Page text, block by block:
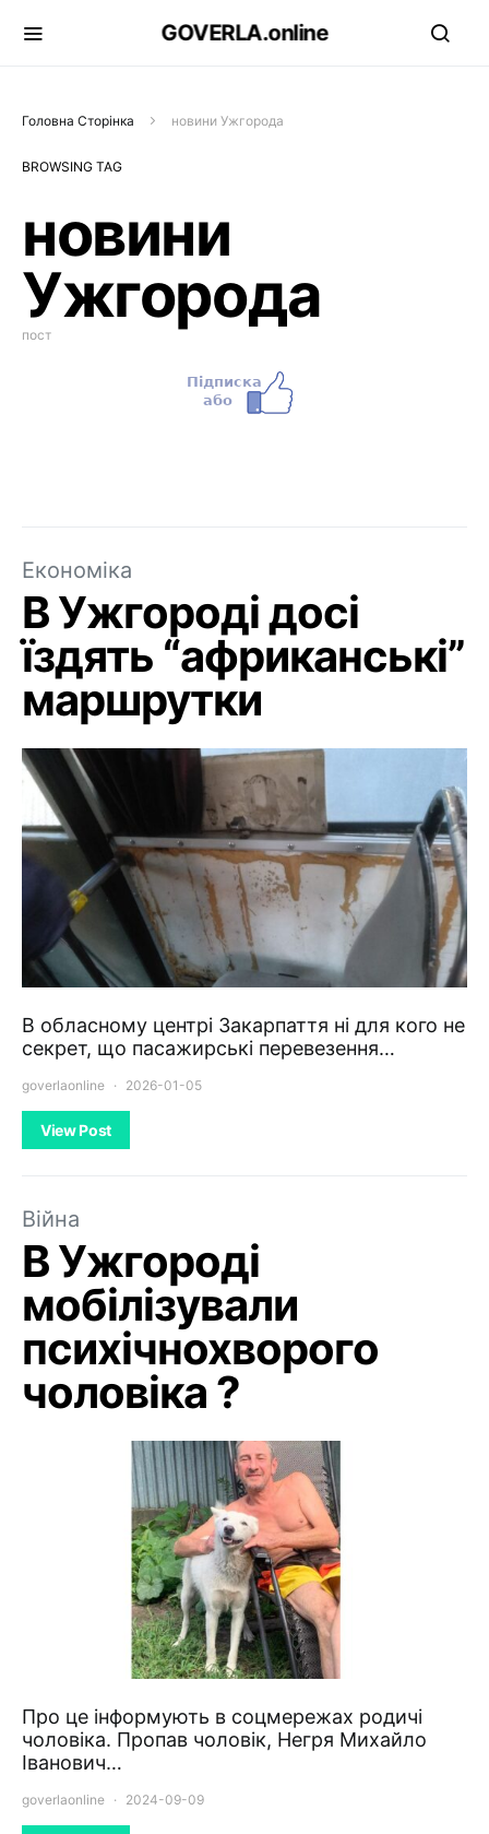
GOVERLA.online
Головна Сторінка новини Ужгорода
BROWSING TAG
новини
Ужгорода
пост
Економіка
В Ужгороді досі
їздять “африканські”
маршрутки
В обласному центрі Закарпаття ні для кого не
секрет, що пасажирські перевезення…
goverlaonline 2026-01-05
View Post
Війна
В Ужгороді
мобілізували
психічнохворого
чоловіка ?
Про це інформують в соцмережах родичі
чоловіка. Пропав чоловік, Негря Михайло
Іванович…
goverlaonline 2024-09-09